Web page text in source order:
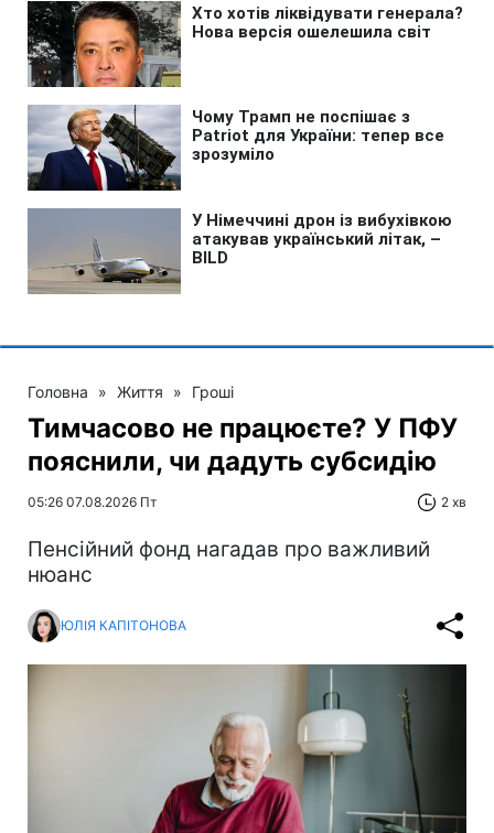
Головна » Життя » Гроші
Тимчасово не працюєте? У ПФУ
пояснили, чи дадуть субсидію
05:26 07.08.2026 Пт 2 хв
Пенсійний фонд нагадав про важливий
нюанс
ЮЛІЯ КАПІТОНОВА